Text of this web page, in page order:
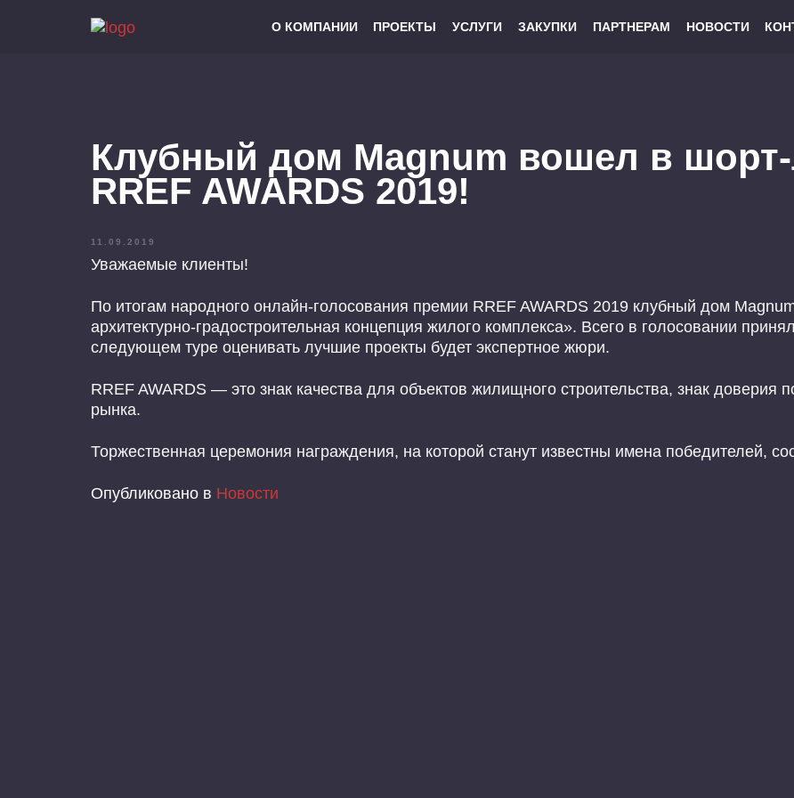
О КОМПАНИИ ПРОЕКТЫ УСЛУГИ ЗАКУПКИ ПАРТНЕРАМ НОВОСТИ
Клубный дом Magnum вошел в
RREF AWARDS 2019!
11.09.2019
Уважаемые клиенты!
По итогам народного онлайн-голосования премии RREF AWARDS 2019 клубный дом
архитектурно-градостроительная концепция жилого комплекса». Всего в голосовании
следующем туре оценивать лучшие проекты будет экспертное жюри.
RREF AWARDS — это знак качества для объектов жилищного строительства, знак доверия
рынка.
Торжественная церемония награждения, на которой станут известны имена победителей,
Опубликовано в Новости